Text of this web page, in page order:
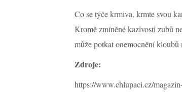
Co se týče krmiva, krmte svou
Kromě zmíněné kazivosti zubů
může potkat onemocnění
Zdroje:
https://www.chlupaci.cz/